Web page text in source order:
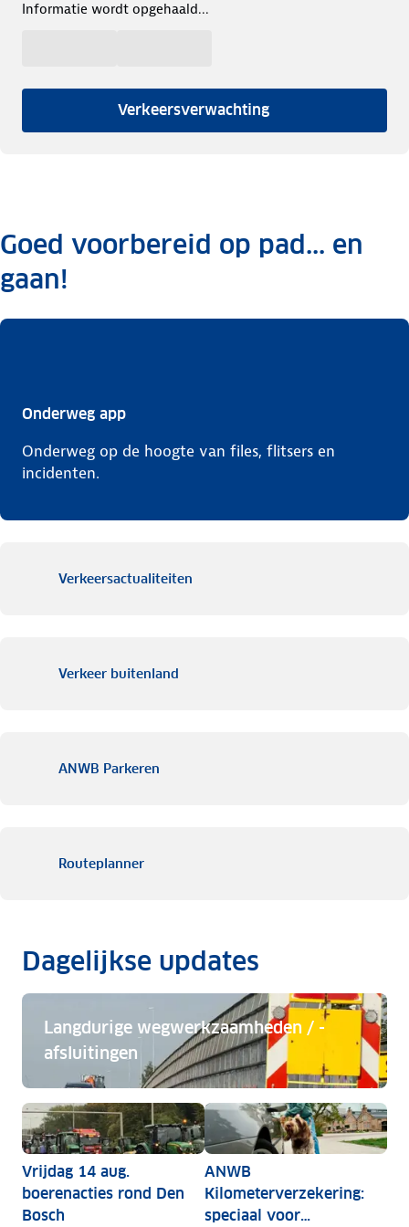
Informatie wordt opgehaald...
Verkeersverwachting
Goed voorbereid op pad... en
gaan!
Onderweg app
Onderweg op de hoogte van files, flitsers en
incidenten.
Verkeersactualiteiten
Verkeer buitenland
ANWB Parkeren
Routeplanner
Dagelijkse updates
Vrijdag 14 aug.
boerenacties rond Den
Bosch
ANWB
Kilometerverzekering:
speciaal voor
Langdurige wegwerkzaamheden / -
afsluitingen